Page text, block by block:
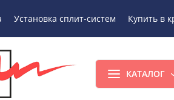
Установка сплит-систем Купить в
КАТАЛОГ